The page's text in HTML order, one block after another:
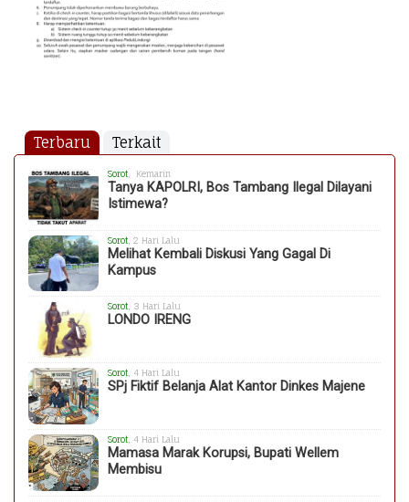
Terbaru Terkait
Sorot , Kemarin
Tanya KAPOLRI, Bos Tambang Ilegal Dilayani
Istimewa?
Sorot , 2 Hari Lalu
Melihat Kembali Diskusi Yang Gagal Di
Kampus
Sorot, 3 Hari Lalu
LONDO IRENG
Sorot , 4 Hari Lalu
SPj Fiktif Belanja Alat Kantor Dinkes Majene
Sorot , 4 Hari Lalu
Mamasa Marak Korupsi, Bupati Wellem
Membisu